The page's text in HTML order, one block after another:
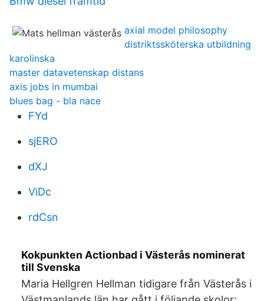
axial model philosophy
distriktssköterska utbildning
karolinska
master datavetenskap distans
axis jobs in mumbai
blues bag - bla пасе
FYd
sjERO
dXJ
ViDc
rdCsn
Kokpunkten Actionbad i Västerås nominerat
till Svenska
Maria Hellgren Hellman tidigare från Västerås i